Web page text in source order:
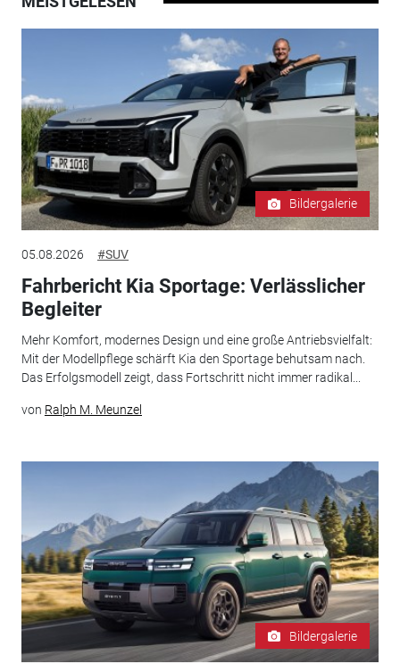
Bildergalerie
05.08.2026 #SUV
Fahrbericht Kia Sportage: Verlässlicher
Begleiter
Mehr Komfort, modernes Design und eine große Antriebsvielfalt:
Mit der Modellpflege schärft Kia den Sportage behutsam nach.
Das Erfolgsmodell zeigt, dass Fortschritt nicht immer radikal...
von Ralph M. Meunzel
Bildergalerie